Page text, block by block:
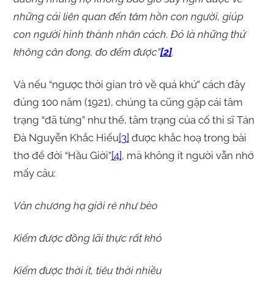
những cái liên quan đến tâm hồn con người, giúp
con người hình thành nhân cách. Đó là những thứ
không cân đong, đo đếm được”[2].
Và nếu “ngược thời gian trở về quá khứ” cách đây
đúng 100 năm (1921), chúng ta cũng gặp cái tâm
trạng “đã từng” như thế, tâm trạng của cố thi sĩ Tản
Đà Nguyễn Khắc Hiếu[3] được khắc hoạ trong bài
thơ để đời “Hầu Giời”[4], mà không ít người vẫn nhớ
mấy câu:
Văn chương hạ giới rẻ như bèo
Kiếm được đồng lãi thực rất khó
Kiếm được thời ít, tiêu thời nhiều